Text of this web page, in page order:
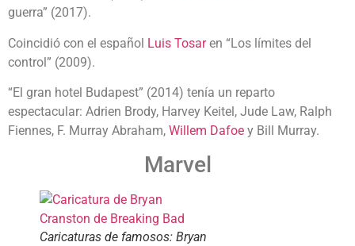
guerra” (2017).
Coincidió con el español Luis Tosaren “Los límites del
control” (2009).
“El gran hotel Budapest” (2014) tenía un reparto
espectacular: Adrien Brody, Harvey Keitel, Jude Law, Ralph
Fiennes, F. Murray Abraham, Willem Dafoe y Bill Murray.
Marvel
Caricaturas de famosos: Bryan